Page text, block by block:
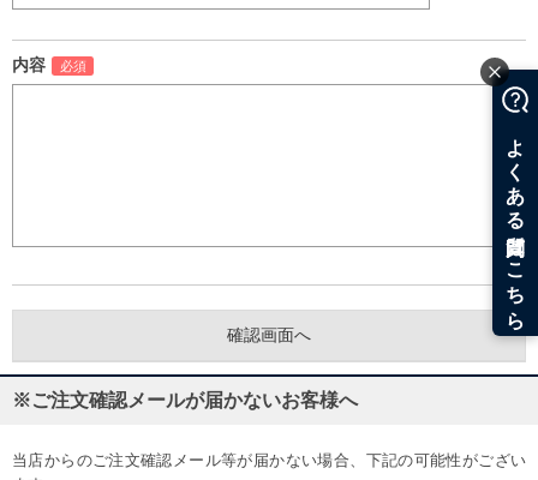
内容
※ご注文確認メールが届かないお客様へ
当店からのご注文確認メール等が届かない場合、下記の可能性がござい